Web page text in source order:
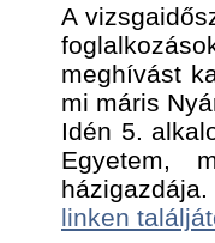
A
meghívást
mi máris
Idén 5.
Egyetem,
linken